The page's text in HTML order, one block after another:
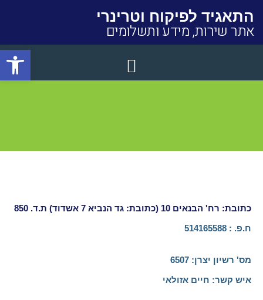
התאגיד לפיקוח וטרינרי
אתר שירות, מידע ותשלומים
כתובת: רח' הבנאים 10 (כתובת: גד הנביא 7 אשדוד) ת.ד. 850
ח.פ. : 514165588
מס' רשיון יצרן:​ 6507
איש קשר: חיים אזולאי
פתח